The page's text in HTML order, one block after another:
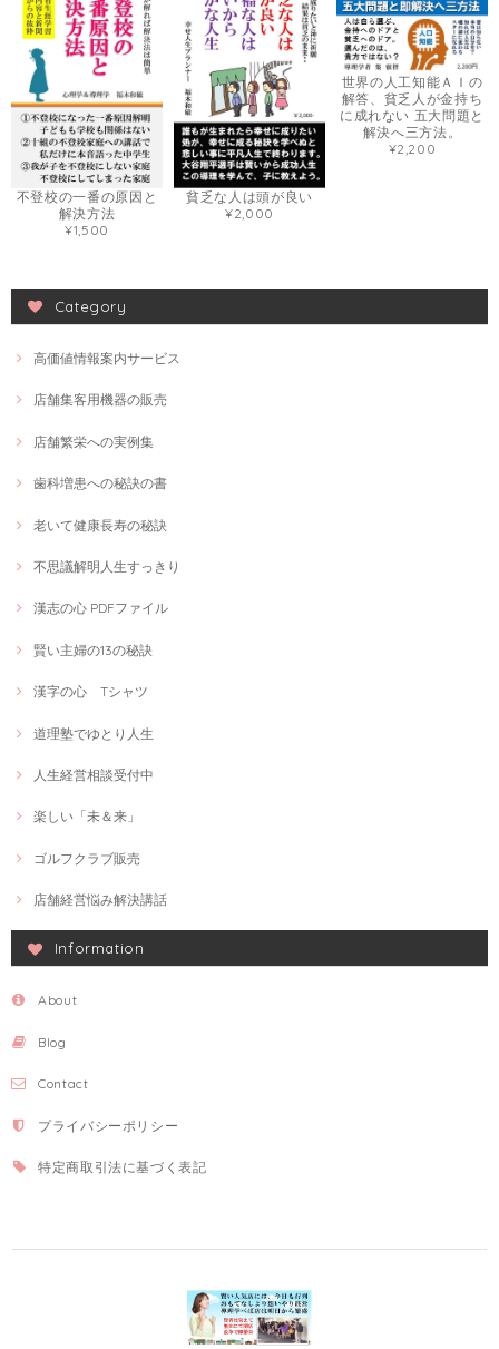
不登校の一番の原因と
解決方法
¥1,500
貧乏な人は頭が良い
¥2,000
世界の人工知能ＡＩの
解答、貧乏人が金持ち
に成れない 五大問題と
解決へ三方法。
¥2,200
Category
高価値情報案内サービス
店舗集客用機器の販売
店舗繁栄への実例集
歯科増患への秘訣の書
老いて健康長寿の秘訣
不思議解明人生すっきり
漢志の心 PDFファイル
賢い主婦の13の秘訣
漢字の心 Tシャツ
道理塾でゆとり人生
人生経営相談受付中
楽しい「未＆来」
ゴルフクラブ販売
店舗経営悩み解決講話
Information
About
Blog
Contact
プライバシーポリシー
特定商取引法に基づく表記